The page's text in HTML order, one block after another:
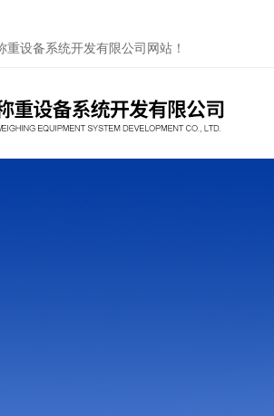
设备系统开发有限公司网站！